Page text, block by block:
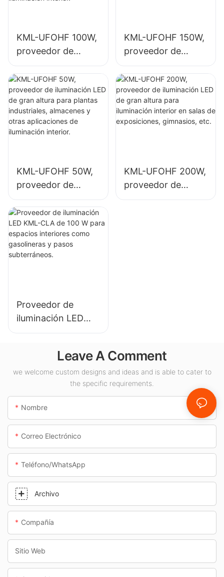
KML-UFOHF 100W,
proveedor de
iluminación LED de
gran altura para
plantas
industriales,
almacenes y otras
aplicaciones de
KML-UFOHF 150W,
proveedor de
iluminación LED de
gran altura para
iluminación interior
en plantas
industriales,
KML-UFOHF 50W,
proveedor de
iluminación LED de
gran altura para
plantas
industriales,
almacenes y otras
KML-UFOHF 200W,
proveedor de
iluminación LED de
Proveedor de
iluminación LED
KML-CLA de 100 W
interiores como
gasolineras y pasos
subterráneos.
Leave A Comment
we welcome custom designs and ideas and is able to cater to
the specific requirements.
Nombre
Correo Electrónico
Teléfono/WhatsApp
Archivo
Compañía
Sitio Web